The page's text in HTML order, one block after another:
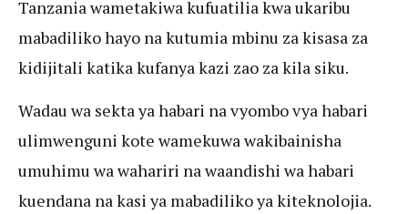
Tanzania wametakiwa kufuatilia kwa ukaribu
mabadiliko hayo na kutumia mbinu za kisasa za
kidijitali katika kufanya kazi zao za kila siku.
Wadau wa sekta ya habari na vyombo vya habari
ulimwenguni kote wamekuwa wakibainisha
umuhimu wa wahariri na waandishi wa habari
kuendana na kasi ya mabadiliko ya kiteknolojia.